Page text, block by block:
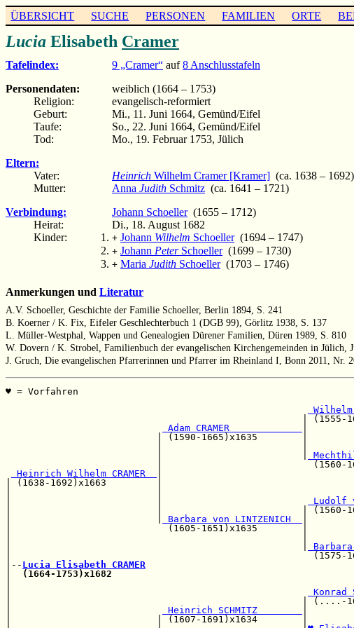
ÜBERSICHT SUCHE PERSONEN FAMILIEN ORTE
Lucia Elisabeth Cramer
Tafelindex: 9 „Cramer“ auf8 Anschlusstafeln
Personendaten:
weiblich (1664 – 1753)
Religion:
evangelisch-reformiert
Geburt:
Mi., 11. Juni 1664, Gemünd/Eifel
Taufe:
So., 22. Juni 1664, Gemünd/Eifel
Tod:
Mo., 19. Februar 1753, Jülich
Eltern:
Vater:
Heinrich Wilhelm Cramer [Kramer] (ca. 1638 – 1692)
Mutter:
Anna Judith Schmitz (ca. 1641 – 1721)
Verbindung:
Johann Schoeller(1655 – 1712)
Heirat:
Di., 18. August 1682
Kinder:
+ Johann Wilhelm Schoeller(1694 – 1747)
+ Johann PeterSchoeller(1699 – 1730)
+ Maria Judith Schoeller(1703 – 1746)
Anmerkungen und Literatur
A.V. Schoeller, Geschichte der Familie Schoeller, Berlin 1894, S. 241
B. Koerner / K. Fix, Eifeler Geschlechterbuch 1 (DGB 99), Görlitz 1938, S. 137
L. Müller-Westphal, Wappen und Genealogien Dürener Familien, Düren 1989, S. 810
W. Dovern / K. Strobel, Familienbuch der evangelischen Kirchengemeinden in
J. Gruch, Die evangelischen Pfarrerinnen und Pfarrer im Rheinland I, Bonn 2011, Nr.
♥ = Vorfahren
Adam CRAMER
| (1590-
|                         |
|
Heinrich Wilhelm CRAMER
| (1638-1692)x1663
|                          |
Ludolf
|                          |
Barbara von LINTZENICH
|                            (1605-
|                                                    |
|
|-- Lucia Elisabeth CRAMER
(1664-1753)x1682
|
Heinrich SCHMITZ
|                          | (1607-